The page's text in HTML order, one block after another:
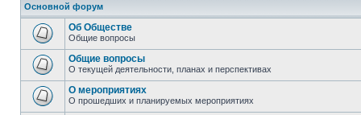
Основной форум
Об Обществе
Общие вопросы
Общие вопросы
О текущей деятельности, планах и перспективах
О мероприятиях
О прошедших и планируемых мероприятиях